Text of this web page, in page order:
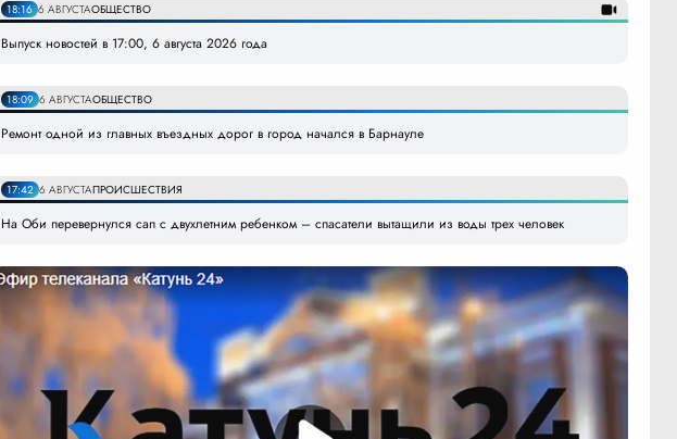
18:16 6 АВГУСТАОБЩЕСТВО
Выпуск новостей в 17:00, 6 августа 2026 года
18:09 6 АВГУСТАОБЩЕСТВО
Ремонт одной из главных въездных дорог в город начался в Барнауле
17:42 6 АВГУСТАПРОИСШЕСТВИЯ
На Оби перевернулся сап с двухлетним ребенком – спасатели вытащили из воды трех человек